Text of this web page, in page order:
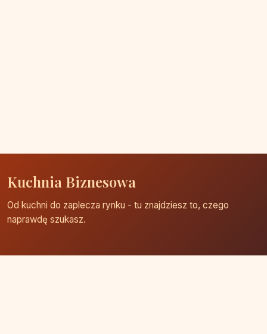
Kuchnia Biznesowa
Od kuchni do zaplecza rynku - tu znajdziesz to, czego
naprawdę szukasz.